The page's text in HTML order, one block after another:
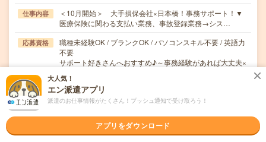
仕事内容
＜10月開始＞ 大手損保会社×日本橋！事務サポート！▼
医療保険に関わる支払い業務、事故登録業務→シス…
応募資格
職種未経験OK / ブランクOK / パソコンスキル不要 / 英語力
不要
サポート好きさんへおすすめ♪～事務経験があれば大丈夫×
職場の雰囲気
20代
30代 40代 50代 60代
大人気！
エン派遣アプリ
派遣のお仕事情報がたくさん！プッシュ通知で受け取ろう！
アプリをダウンロード